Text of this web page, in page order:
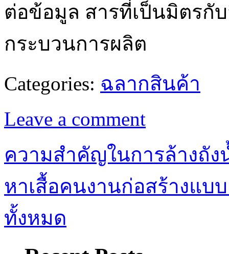
ต่อข้อมูล สารที่เป็นมิตรกั
กระบวนการผลิต
Categories: ฉลากสินค้า
Leave a comment
ความสำคัญในการล้างถัง
หาเสื้อคนงานก่อสร้างแ
ทั้งหมด